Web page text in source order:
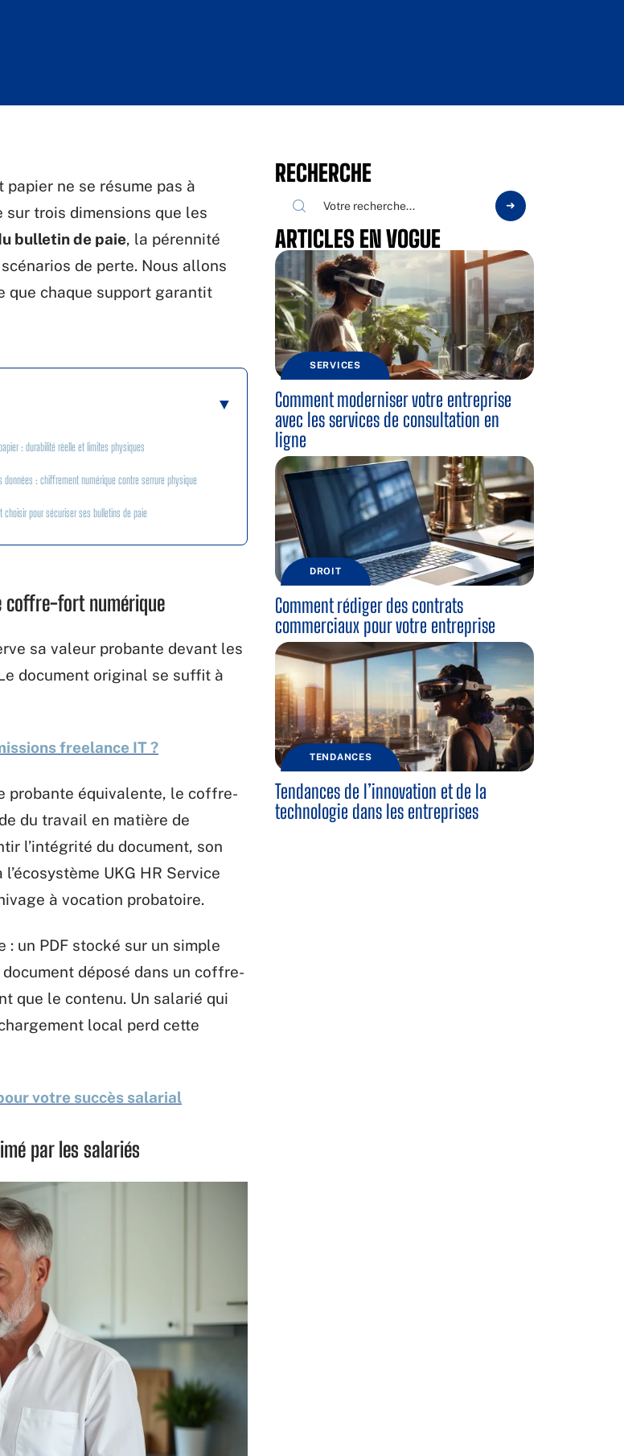
ne se résume pas à
sur trois dimensions que les
bulletin de paie, la pérennité
de perte. Nous allons
que chaque support garantit
: durabilité réelle et limites physiques
données : chiffrement numérique contre serrure physique
choisir pour sécuriser ses bulletins de paie
coffre-fort numérique
sa valeur probante devant les
document original se suffit à
freelance IT ?
probante équivalente, le coffre-
du travail en matière de
l’intégrité du document, son
UKG HR Service
à vocation probatoire.
: un PDF stocké sur un simple
document déposé dans un coffre-
que le contenu. Un salarié qui
local perd cette
votre succès salarial
par les salariés
RECHERCHE
ARTICLES EN VOGUE
SERVICES
Comment moderniser votre entreprise
avec les services de consultation en
ligne
DROIT
Comment rédiger des contrats
commerciaux pour votre entreprise
TENDANCES
Tendances de l’innovation et de la
technologie dans les entreprises